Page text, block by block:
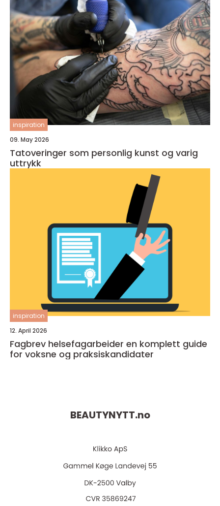
inspiration
09. May 2026
Tatoveringer som personlig kunst og varig
uttrykk
inspiration
12. April 2026
Fagbrev helsefagarbeider en komplett guide
for voksne og praksiskandidater
BEAUTYNYTT.no